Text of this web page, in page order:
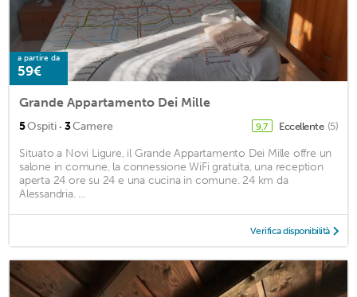
a partire da
59€
Grande Appartamento Dei Mille
5Ospiti · 3Camere 9,7 Eccellente (5)
Situato a Novi Ligure, il Grande Appartamento Dei Mille offre un
salone in comune, la connessione WiFi gratuita, una reception
aperta 24 ore su 24 e una cucina in comune. 24 km da
Alessandria. ...
Verifica disponibilità